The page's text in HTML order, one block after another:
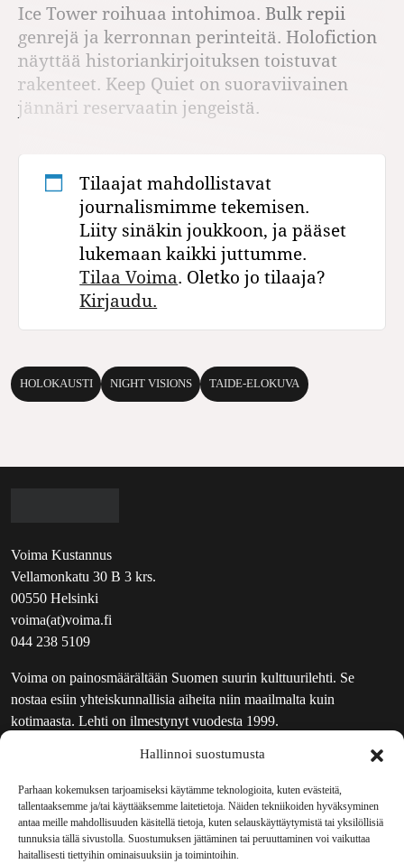
Hallinnoi suostumusta
Parhaan kokemuksen tarjoamiseksi käytämme teknologioita, kuten evästeitä,
tallentaaksemme ja/tai käyttääksemme laitetietoja. Näiden tekniikoiden hyväksyminen
antaa meille mahdollisuuden käsitellä tietoja, kuten selauskäyttäytymistä tai yksilöllisiä
tunnuksia tällä sivustolla. Suostumuksen jättäminen tai peruuttaminen voi vaikuttaa
haitallisesti tiettyihin ominaisuuksiin ja toimintoihin.
Ice Tower roihuaa intohimoa. Bulk repii
genrejä ja kerronnan perinteitä. Holofiction
näyttää historiankirjoituksen toistuvat
rakenteet. Keep Quiet on suoraviivainen
jännäri reservaatin jengeistä.
Tilaajat mahdollistavat
journalismimme tekemisen.
Liity sinäkin joukkoon, ja pääset
lukemaan kaikki juttumme.
Tilaa Voima. Oletko jo tilaaja?
Kirjaudu.
HOLOKAUSTI NIGHT VISIONS TAIDE-ELOKUVA
Voima Kustannus
Vellamonkatu 30 B 3 krs.
00550 Helsinki
voima(at)voima.fi
044 238 5109
Voima on painosmäärältään Suomen suurin kulttuurilehti. Se
nostaa esiin yhteiskunnallisia aiheita niin maailmalta kuin
kotimaasta. Lehti on ilmestynyt vuodesta 1999.
UUTISKIRJE
MAINOSTAJILLE
VASTAMAINOKSET
JAKELUPAIKAT